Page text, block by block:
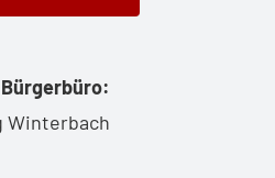
Winterbach